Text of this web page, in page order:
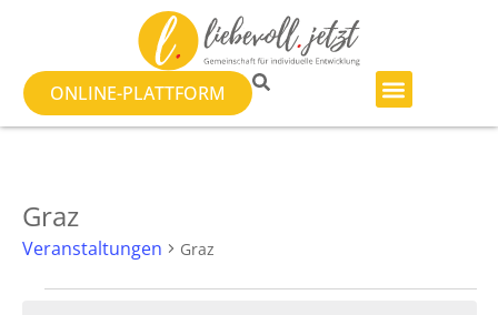
ONLINE-PLATTFORM
Graz
Veranstaltungen Graz